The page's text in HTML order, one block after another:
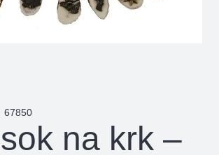
67850
na krk –